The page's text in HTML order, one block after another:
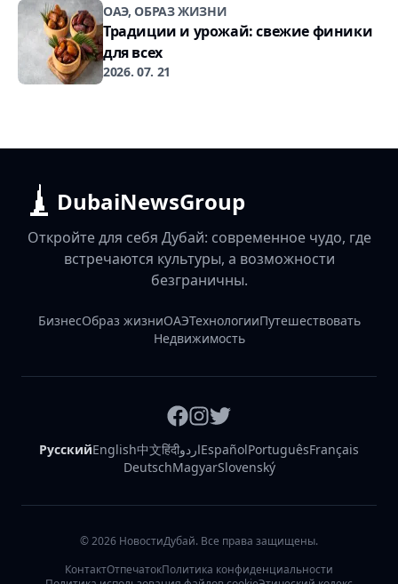
ОАЭ, ОБРАЗ ЖИЗНИ
Традиции и урожай: свежие финики
для всех
2026. 07. 21
DubaiNewsGroup
Откройте для себя Дубай: современное чудо, где
встречаются культуры, а возможности
безграничны.
БизнесОбраз жизниОАЭТехнологииПутешествовать
Недвижимость
РусскийEnglish中文हिंदीاردوEspañolPortuguêsFrançais
DeutschMagyarSlovenský
©2026 НовостиДубай. Все права защищены.
КонтактОтпечатокПолитика конфиденциальности